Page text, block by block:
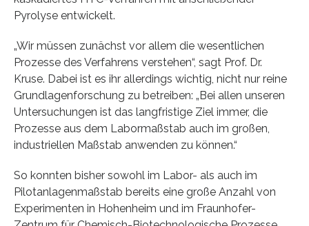
Pyrolyse entwickelt.
„Wir müssen zunächst vor allem die wesentlichen
Prozesse des Verfahrens verstehen“, sagt Prof. Dr.
Kruse. Dabei ist es ihr allerdings wichtig, nicht nur reine
Grundlagenforschung zu betreiben: „Bei allen unseren
Untersuchungen ist das langfristige Ziel immer, die
Prozesse aus dem Labormaßstab auch im großen,
industriellen Maßstab anwenden zu können.“
So konnten bisher sowohl im Labor- als auch im
Pilotanlagenmaßstab bereits eine große Anzahl von
Experimenten in Hohenheim und im Fraunhofer-